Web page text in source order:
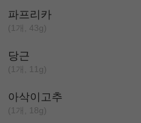
파프리카
(1개, 43g)
당근
(1개, 11g)
아삭이고추
(1개, 18g)